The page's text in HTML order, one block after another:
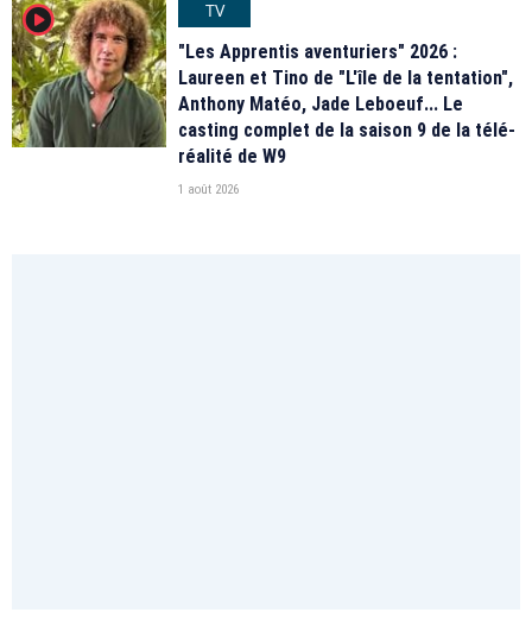
player2
TV
"Les Apprentis aventuriers" 2026 :
Laureen et Tino de "L'île de la tentation",
Anthony Matéo, Jade Leboeuf... Le
casting complet de la saison 9 de la télé-
réalité de W9
1 août 2026